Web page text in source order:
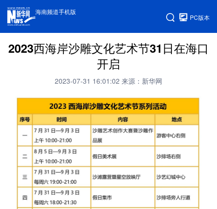
海南频道手机版
PC版本
2023西海岸沙雕文化艺术节31日在海口
开启
2023-07-31 16:01:02 来源：新华网